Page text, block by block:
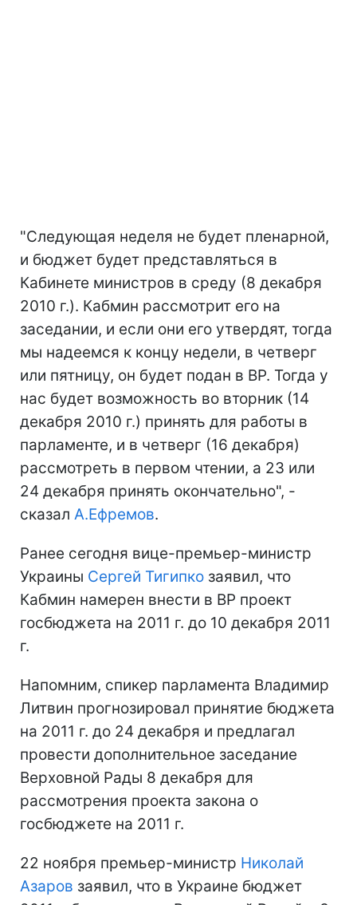
"Следующая неделя не будет пленарной,
и бюджет будет представляться в
Кабинете министров в среду (8 декабря
2010 г.). Кабмин рассмотрит его на
заседании, и если они его утвердят, тогда
мы надеемся к концу недели, в четверг
или пятницу, он будет подан в ВР. Тогда у
нас будет возможность во вторник (14
декабря 2010 г.) принять для работы в
парламенте, и в четверг (16 декабря)
рассмотреть в первом чтении, а 23 или
24 декабря принять окончательно", -
сказал А.Ефремов.
Ранее сегодня вице-премьер-министр
Украины Сергей Тигипко заявил, что
Кабмин намерен внести в ВР проект
госбюджета на 2011 г. до 10 декабря 2011
г.
Напомним, спикер парламента Владимир
Литвин прогнозировал принятие бюджета
на 2011 г. до 24 декабря и предлагал
провести дополнительное заседание
Верховной Рады 8 декабря для
рассмотрения проекта закона о
госбюджете на 2011 г.
22 ноября премьер-министр Николай
Азаров заявил, что в Украине бюджет